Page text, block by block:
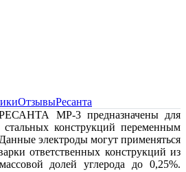
ОтзывыРесанта
МР-3 предназначены для
конструкций переменным
электроды могут применяться
ответственных конструкций из
долей углерода до 0,25%.